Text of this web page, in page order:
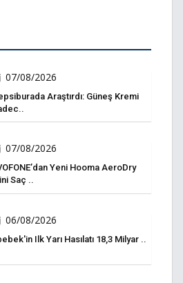
07/08/2026
Araştırdı: Güneş Kremi
07/08/2026
Yeni Hooma AeroDry
Saç ..
06/08/2026
Ilk Yarı Hasılatı 18,3 Milyar ..